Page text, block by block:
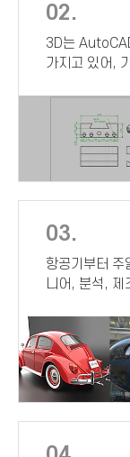
02.
3D는
가지고 있어,
03.
항공기부터 주
니어, 분석, 제